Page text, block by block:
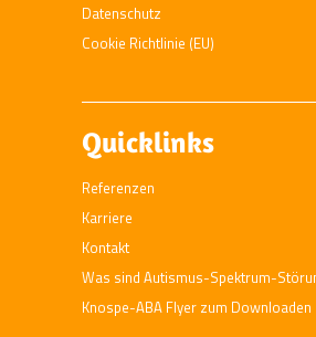
Datenschutz
Cookie Richtlinie (EU)
Quicklinks
Referenzen
Karriere
Kontakt
Was sind Autismus-Spektrum-
Knospe-ABA Flyer zum Downloaden